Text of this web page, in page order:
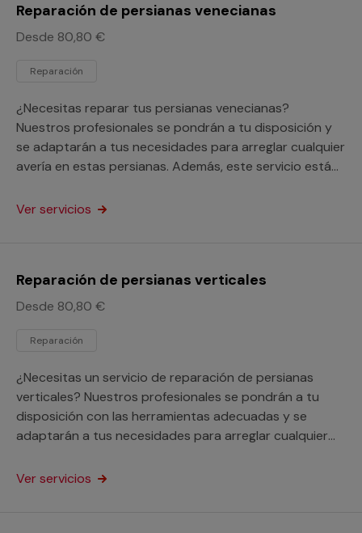
Reparación de persianas venecianas
Desde 80,80 €
Reparación
¿Necesitas reparar tus persianas venecianas?
Nuestros profesionales se pondrán a tu disposición y
se adaptarán a tus necesidades para arreglar cualquier
avería en estas persianas. Además, este servicio está
Ver servicios
Reparación de persianas verticales
Desde 80,80 €
Reparación
¿Necesitas un servicio de reparación de persianas
verticales? Nuestros profesionales se pondrán a tu
disposición con las herramientas adecuadas y se
adaptarán a tus necesidades para arreglar cualquier
está orientado a particulares y profesionales.
Ver servicios